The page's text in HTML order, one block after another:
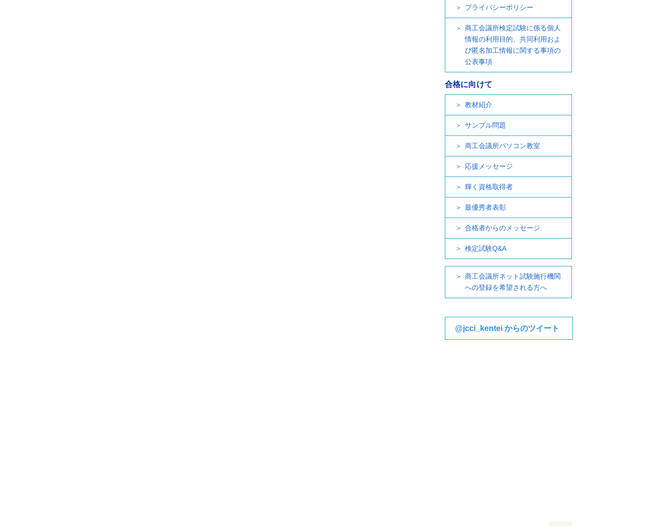
プライバシーポリシー
商工会議所検定試験に係る個人
情報の利用目的、共同利用およ
び匿名加工情報に関する事項の
公表事項
合格に向けて
教材紹介
サンプル問題
商工会議所パソコン教室
応援メッセージ
輝く資格取得者
最優秀者表彰
合格者からのメッセージ
検定試験Q&A
商工会議所ネット試験施行機関
への登録を希望される方へ
@jcci_kentei からのツイート